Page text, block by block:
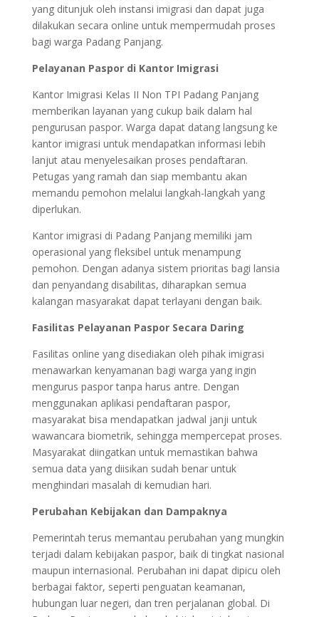
yang ditunjuk oleh instansi imigrasi dan dapat juga
dilakukan secara online untuk mempermudah proses
bagi warga Padang Panjang.
Pelayanan Paspor di Kantor Imigrasi
Kantor Imigrasi Kelas II Non TPI Padang Panjang
memberikan layanan yang cukup baik dalam hal
pengurusan paspor. Warga dapat datang langsung ke
kantor imigrasi untuk mendapatkan informasi lebih
lanjut atau menyelesaikan proses pendaftaran.
Petugas yang ramah dan siap membantu akan
memandu pemohon melalui langkah-langkah yang
diperlukan.
Kantor imigrasi di Padang Panjang memiliki jam
operasional yang fleksibel untuk menampung
pemohon. Dengan adanya sistem prioritas bagi lansia
dan penyandang disabilitas, diharapkan semua
kalangan masyarakat dapat terlayani dengan baik.
Fasilitas Pelayanan Paspor Secara Daring
Fasilitas online yang disediakan oleh pihak imigrasi
menawarkan kenyamanan bagi warga yang ingin
mengurus paspor tanpa harus antre. Dengan
menggunakan aplikasi pendaftaran paspor,
masyarakat bisa mendapatkan jadwal janji untuk
wawancara biometrik, sehingga mempercepat proses.
Masyarakat diingatkan untuk memastikan bahwa
semua data yang diisikan sudah benar untuk
menghindari masalah di kemudian hari.
Perubahan Kebijakan dan Dampaknya
Pemerintah terus memantau perubahan yang mungkin
terjadi dalam kebijakan paspor, baik di tingkat nasional
maupun internasional. Perubahan ini dapat dipicu oleh
berbagai faktor, seperti penguatan keamanan,
hubungan luar negeri, dan tren perjalanan global. Di